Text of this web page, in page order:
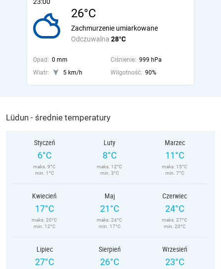
26°C
Odczuwalna 28°C
Zachmurzenie umiarkowane
Opad: 0 mm Ciśnienie: 999 hPa
Wiatr:
5 km/h Wilgotność: 90%
Lüdun - średnie temperatury
Styczeń
6°C
maks. 9°C
min. 1°C
Luty
8°C
maks. 12°C
min. 3°C
Marzec
11°C
maks. 15°C
min. 7°C
Kwiecień
17°C
maks. 20°C
min. 12°C
Maj
21°C
maks. 24°C
min. 17°C
Czerwiec
24°C
maks. 27°C
min. 20°C
Lipiec
27°C
Sierpień
26°C
Wrzesień
23°C